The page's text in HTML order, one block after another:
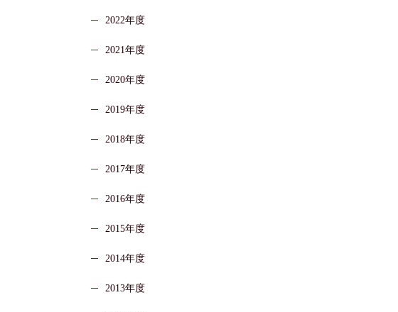
2022年度
2021年度
2020年度
2019年度
2018年度
2017年度
2016年度
2015年度
2014年度
2013年度